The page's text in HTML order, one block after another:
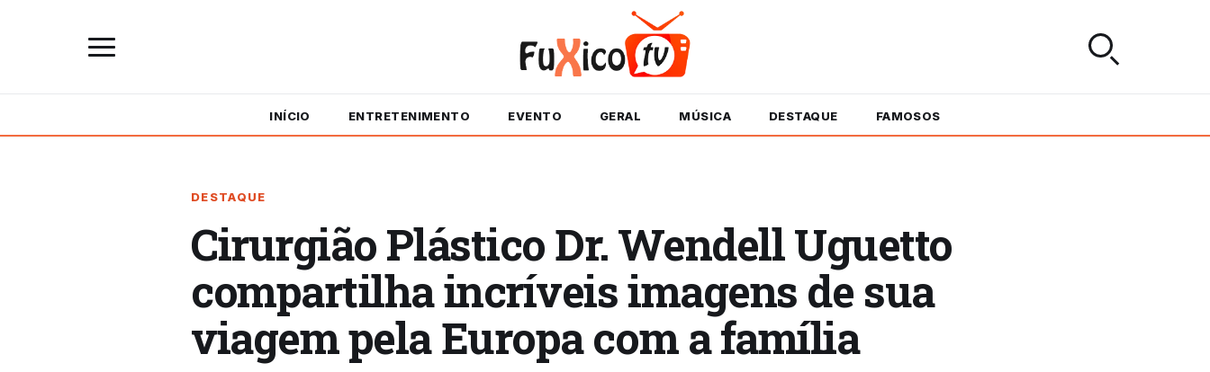
INÍCIO ENTRETENIMENTO EVENTO GERAL MÚSICA DESTAQUE FAMOSOS
DESTAQUE
Cirurgião Plástico Dr. Wendell Uguetto
compartilha incríveis imagens de sua
viagem pela Europa com a família